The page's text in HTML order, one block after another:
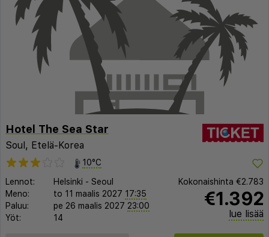
Hotel The Sea Star
Soul, Etelä-Korea
10°C
Lennot:
Helsinki - Seoul
Meno:
to 11 maalis 2027 17:35
Paluu:
pe 26 maalis 2027 23:00
Yöt:
14
Kokonaishinta €2.783
€1.392
lue lisää